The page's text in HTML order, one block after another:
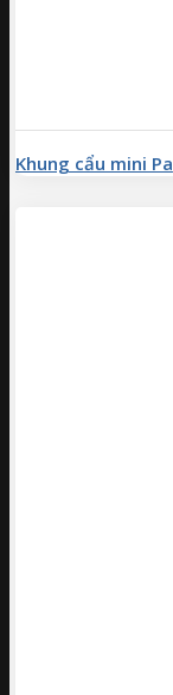
Khung cẩu mini Pa